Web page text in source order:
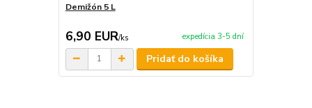
Demižón 5 L
6,90 EUR/ks expedícia 3-5 dní
Pridať do košíka